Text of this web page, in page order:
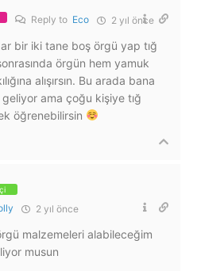
Reply to Eco 2 yıl önce
bir iki tane boş örgü yap tığ
örgün hem yamuk
alışırsın. Bu arada bana
ama çoğu kişiye tığ
öğrenebilirsin
2 yıl önce
malzemeleri alabileceğim
musun